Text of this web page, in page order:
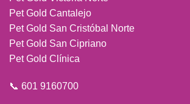
Pet Gold Cantalejo
Pet Gold San Cristóbal Norte
Pet Gold San Cipriano
Pet Gold Clínica
📞 601 9160700